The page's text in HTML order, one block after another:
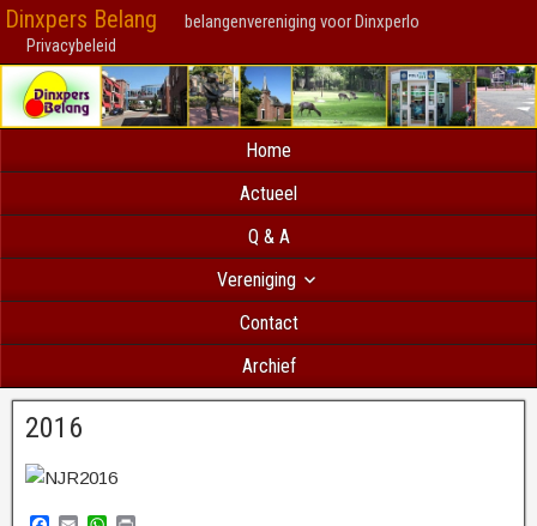
Dinxpers Belang belangenvereniging voor Dinxperlo
Privacybeleid
Home
Actueel
Q & A
Vereniging
Contact
Archief
2016